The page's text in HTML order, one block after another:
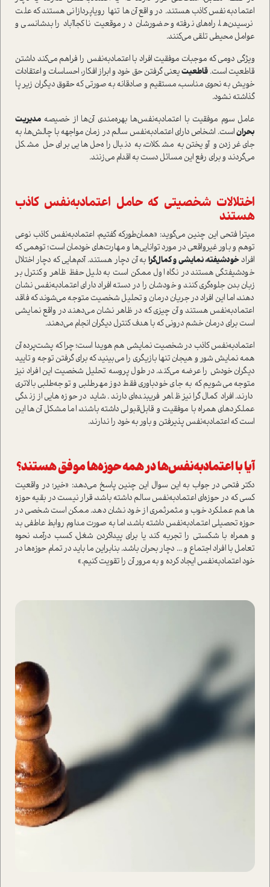
اعتمادبه‌نفس کاذب هستند. در واقع آن‌ها تنها رویا‌پردازانی هستند که علت
نرسیدن‌ها، راه‌های نرفته و حضورشان در موقعیت ناکجاآباد را بدشانسی و
عوامل محیطی تلقی می‌کنند.
ویژگی دومی که موجبات موفقیت افراد با اعتمادبه‌نفس را فراهم می‌کند داشتن
قاطعیت است.قاطعیتیعنی گرفتن حق خود و ابراز افکار، احساسات و اعتقادات
خویش به نحوى مناسب، مستقیم و صادقانه به صورتى که حقوق دیگران زیر پا
گذاشته نشود.
عامل سوم موفقیت با اعتمادبه‌نفس‌ها بهره‌مندی آن‌ها از خصیصه مدیریت
بحراناست. اشخاص دارای اعتمادبه‌نفس سالم در زمان مواجهه با چالش‌ها، به
جای غر‌زدن و آویختن به مشکلات، به دنبال راه‌حل هایی برای حل مشکل
می‌گردند و برای رفع این مسائل دست به اقدام می‌زنند.
اختلالات شخصیتی که حامل اعتمادبه‌نفس کاذب
هستند
میترا فتحی این چنین می‌گوید: «همان‌طور‌که گفتیم، اعتمادبه‌نفس کاذب نوعی
توهم و باور غیر‌واقعی در مورد توانایی‌ها و مهارت‌های خودمان است؛ توهمی که
افرادخود‌شیفته، نمایشی و کمال‌گرا به آن دچار هستند. آدم‌هایی که دچار اختلال
خود‌شیفتگی هستند در نگاه اول ممکن است به دلیل حفظ ظاهر و کنترل بر
زبان بدن جلوه‌گری کنند و خودشان را در دسته افراد دارای اعتمادبه‌نفس نشان
دهند، اما این افراد در جریان درمان و تحلیل شخصیت متوجه می‌شوند که فاقد
اعتمادبه‌نفس هستند و آن چیزی که در ظاهر نشان می‌دهند در واقع نمایشی
است برای درمان خشم درونی که با هدف کنترل دیگران انجام می‌دهند.
اعتمادبه‌نفس کاذب در شخصیت نمایشی هم هویدا است؛ چرا که پشت‌پرده آن
همه نمایش شور و هیجان تنها بازیگری را می‌بینید که برای گرفتن توجه و تایید
دیگران خودش را عرضه می‌کند. در طول پروسه تحلیل شخصیت این افراد نیز
متوجه می‌شویم که به جای خودباوری فقط دوز مهرطلبی و توجه‌طلبی بالاتری
دارند. افراد کمال‌گرا نیز ظاهر فریبنده‌ای دارند. شاید در حوزه‌هایی از زندگی
عملکردهای همراه با موفقیت و قابل‌قبولی داشته باشند، اما مشکل آن‌ها این
است که اعتمادبه‌نفس پذیرفتن و باور به خود را ندارند.
آیا با اعتمادبه‌نفس‌ها در همه حوزه‌ها موفق هستند؟
دکتر فتحی در جواب به این سوال این چنین پاسخ می‌دهد: «خیر؛ در واقعیت
کسی که در حوزه‌ای اعتمادبه‌نفس سالم داشته باشد، قرار نیست در بقیه حوزه
ها هم عملکرد خوب و مثمر‌ثمری از خود نشان دهد. ممکن است شخصی در
حوزه تحصیلی اعتمادبه‌نفس داشته باشد، اما به صورت مداوم روابط عاطفی بد
و همراه با شکستی را تجربه کند یا برای پیدا‌کردن شغل، کسب درآمد، نحوه
تعامل با افراد اجتماع و ... دچار بحران باشد. بنابراین ما باید در تمام حوزه‌ها در
خود اعتمادبه‌نفس ایجاد کرده و به مرور آن را تقویت کنیم.»